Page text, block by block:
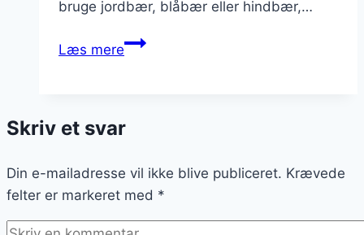
bruge jordbær, blåbær eller hindbær,…
Læs merePandekager
fløde
Skriv et svar
Din e-mailadresse vil ikke blive publiceret. Krævede
felter er markeret med *